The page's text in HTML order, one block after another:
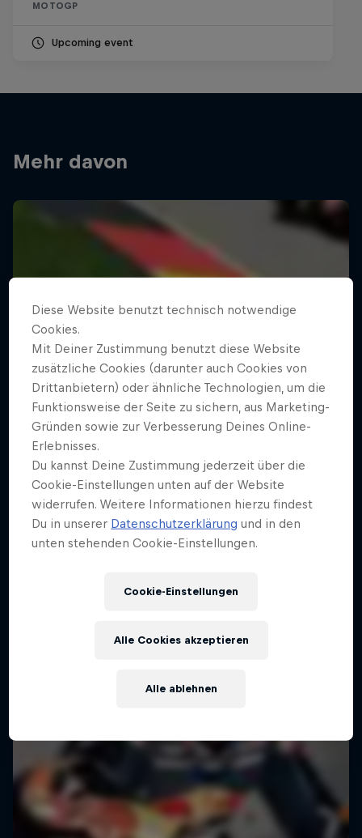
MOTOGP
Upcoming event
Mehr davon
Diese Website benutzt technisch notwendige
Cookies.
Mit Deiner Zustimmung benutzt diese Website
zusätzliche Cookies (darunter auch Cookies von
Drittanbietern) oder ähnliche Technologien, um die
Funktionsweise der Seite zu sichern, aus Marketing-
Gründen sowie zur Verbesserung Deines Online-
Erlebnisses.
Du kannst Deine Zustimmung jederzeit über die
Cookie-Einstellungen unten auf der Website
widerrufen. Weitere Informationen hierzu findest
Du in unserer Datenschutzerklärung und in den
unten stehenden Cookie-Einstellungen.
Cookie-Einstellungen
Alle ablehnen
Alle Cookies akzeptieren